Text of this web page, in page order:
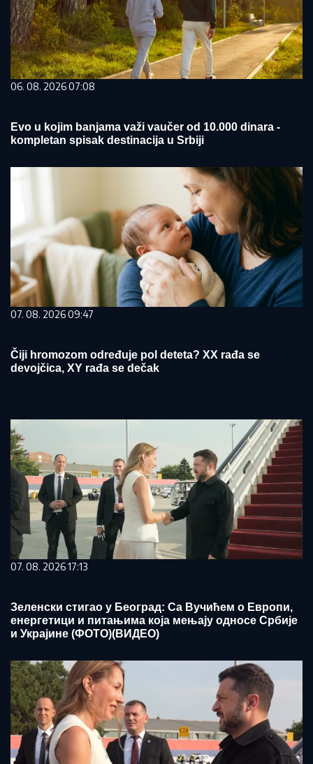
06. 08. 2026 07:08
Evo u kojim banjama važi vaučer od 10.000 dinara -
kompletan spisak destinacija u Srbiji
07. 08. 2026 09:47
Čiji hromozom određuje pol deteta? XX rađa se
devojčica, XY rađa se dečak
07. 08. 2026 17:13
Зеленски стигао у Београд: Са Вучићем о Европи,
енергетици и питањима која мењају односе Србије
и Украјине (ФОТО)(ВИДЕО)